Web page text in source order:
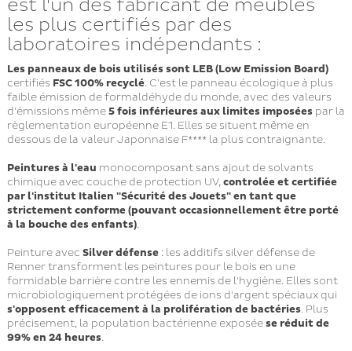
est l'un des fabricant de meubles
les plus certifiés par des
laboratoires indépendants :
Les panneaux de bois utilisés sont LEB (Low Emission Board)
certifiés FSC 100% recyclé. C'est le panneau écologique à plus
faible émission de formaldéhyde du monde, avec des valeurs
d'émissions même5 fois inférieures aux limites imposéespar la
règlementation européenne E1. Elles se situent même en
dessous de la valeur Japonnaise F**** la plus contraignante.
Peintures à l'eau monocomposant sans ajout de solvants
chimique avec couche de protection UV,controlée et certifiée
par l'institut Italien "Sécurité des Jouets" en tant que
strictement conforme (pouvant occasionnellement être porté
à la bouche des enfants).
Peinture avec Silver défense: les additifs silver défense de
Renner transforment les peintures pour le bois en une
formidable barrière contre les ennemis de l'hygiène. Elles sont
microbiologiquement protégées de ions d'argent spéciaux qui
s'opposent efficacement à la prolifération de bactéries. Plus
précisement, la population bactérienne exposéese réduit de
99% en 24 heures.